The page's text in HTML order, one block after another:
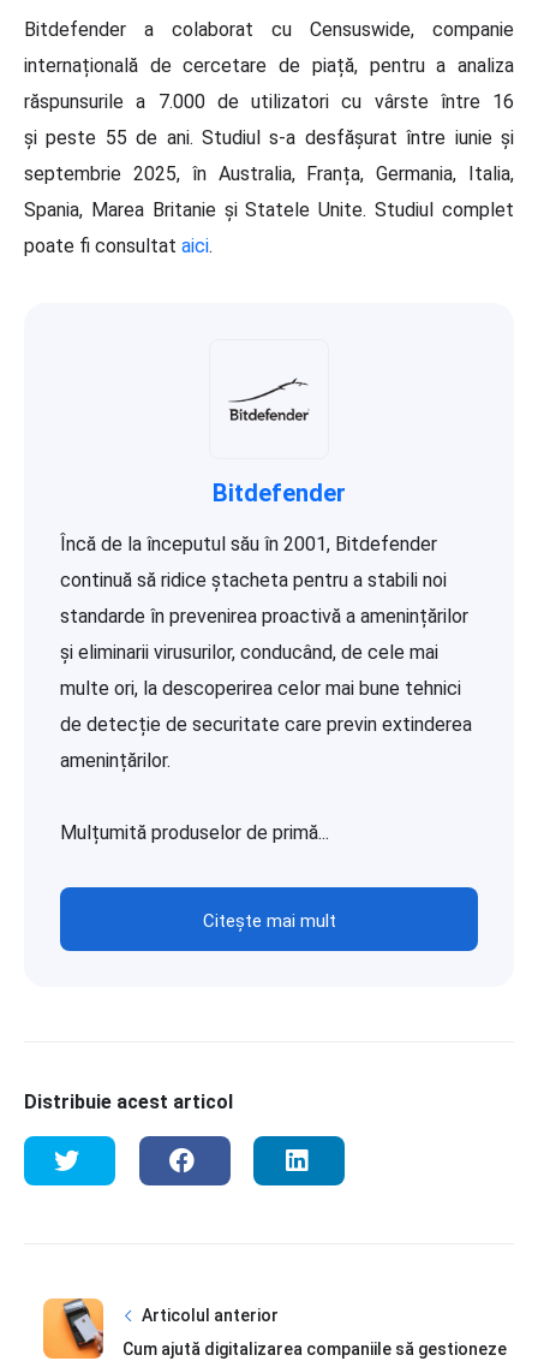
Bitdefender a colaborat cu Censuswide, companie
internațională de cercetare de piață, pentru a analiza
răspunsurile a 7.000 de utilizatori cu vârste între 16
și peste 55 de ani. Studiul s-a desfășurat între iunie și
septembrie 2025, în Australia, Franța, Germania, Italia,
Spania, Marea Britanie și Statele Unite. Studiul complet
poate fi consultat aici.
Bitdefender
Încă de la începutul său în 2001, Bitdefender
continuă să ridice ștacheta pentru a stabili noi
standarde în prevenirea proactivă a amenințărilor
și eliminarii virusurilor, conducând, de cele mai
multe ori, la descoperirea celor mai bune tehnici
de detecție de securitate care previn extinderea
amenințărilor.
Mulțumită produselor de primă...
Citește mai mult
Distribuie acest articol
Articolul anterior
Cum ajută digitalizarea companiile să gestioneze